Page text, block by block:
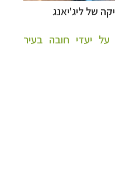
של ליג'יאנג
יעדי חובה בעיר